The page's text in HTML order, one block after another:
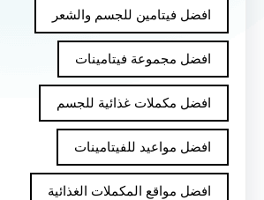
افضل فيتامين للجسم والشعر
افضل مجموعة فيتامينات
افضل مكملات غذائية للجسم
افضل مواعيد للفيتامينات
افضل مواقع المكملات الغذائية